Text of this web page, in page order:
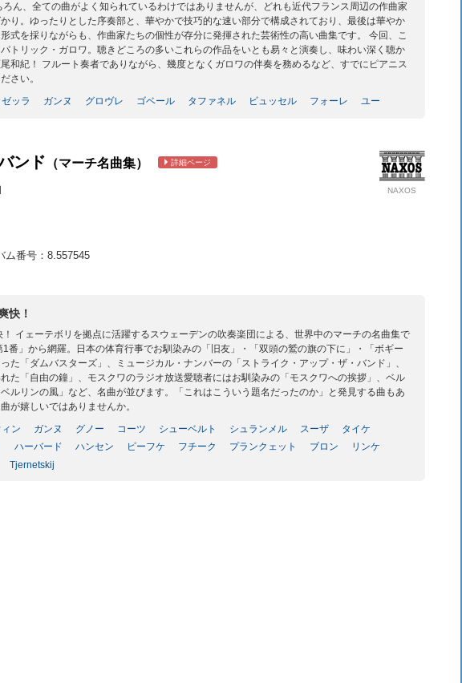
ん、全ての曲がよく知られているわけではありませんが、どれも近代フランス周辺の作曲家
り。ゆったりとした序奏部と、華やかで技巧的な速い部分で構成されており、最後は華やか
式を採りながらも、作曲家たちの個性が存分に発揮された芸術性の高い曲集です。 今回、こ
トリック・ガロワ。聴きどころの多いこれらの作品をいとも易々と演奏し、味わい深く聴か
和紀！ フルート奏者でありながら、幾度となくガロワの伴奏を務めるなど、すでにピアニス
さい。
ゼッラ ガンヌ グロヴレ ゴベール タファネル ビュッセル フォーレ ユー
NAXOS
ンド （マーチ名曲集） 詳細ページ
ム番号：8.557545
快！
イェーテボリを拠点に活躍するスウェーデンの吹奏楽団による、世界中のマーチの名曲集で
番」から網羅。日本の体育行事でお馴染みの「旧友」・「双頭の鷲の旗の下に」・「ボギー
た「ダムバスターズ」、ミュージカル・ナンバーの「ストライク・アップ・ザ・バンド」、
た「自由の鐘」、モスクワのラジオ放送愛聴者にはお馴染みの「モスクワへの挨拶」、ベル
ルリンの風」など、名曲が並びます。「これはこういう題名だったのか」と発見する曲もあ
が嬉しいではありませんか。
ン ガンヌ グノー コーツ シューベルト シュランメル スーザ
タイケ
ハーバード ハンセン ピーフケ フチーク プランクェット ブロン
リンケ
Tjernetskij